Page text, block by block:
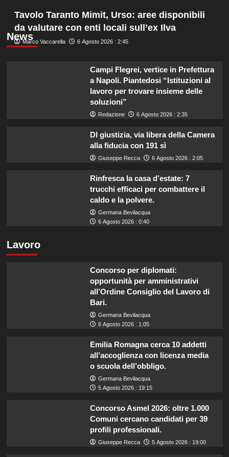
News
Tavolo Taranto Mimit, Urso: aree disponibili
da valutare con enti locali sull’ex Ilva
Marco Vaccarella 6 Agosto 2026 : 2:45
Campi Flegrei, vertice in Prefettura
a Napoli. Piantedosi “Istituzioni al
lavoro per trovare insieme delle
soluzioni”
Redazione 6 Agosto 2026 : 2:35
Dl giustizia, via libera della Camera
alla fiducia con 191 sì
Giuseppe Recca 6 Agosto 2026 : 2:05
Rinfresca la casa d’estate: 7
trucchi efficaci per combattere il
caldo e la polvere.
Germana Bevilacqua
6 Agosto 2026 : 0:40
Lavoro
Concorso per diplomati:
opportunità per amministrativi
all’Ordine Consiglio del Lavoro di
Bari.
Germana Bevilacqua
6 Agosto 2026 : 1:05
Emilia Romagna cerca 10 addetti
all’accoglienza con licenza media
o scuola dell’obbligo.
Germana Bevilacqua
5 Agosto 2026 : 19:15
Concorso Asmel 2026: oltre 1.000
Comuni cercano candidati per 39
profili professionali.
Giuseppe Recca 5 Agosto 2026 : 19:00